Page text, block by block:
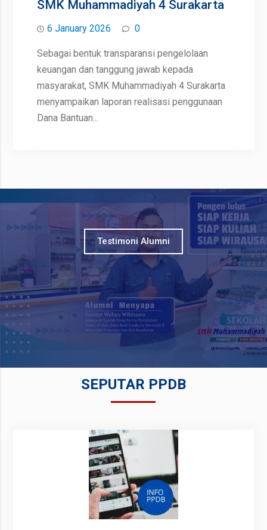
SMK Muhammadiyah 4 Surakarta
6 January 2026 0
Sebagai bentuk transparansi pengelolaan
keuangan dan tanggung jawab kepada
masyarakat, SMK Muhammadiyah 4 Surakarta
menyampaikan laporan realisasi penggunaan
Dana Bantuan...
Testimoni Alumni
SEPUTAR PPDB